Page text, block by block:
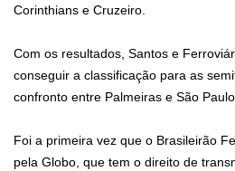
Corinthians e Cruzeiro.
Com os resultados, Santos e
conseguir a classificação para as
confronto entre Palmeiras e São
Foi a primeira vez que o Brasileirão
pela Globo, que tem o direito de